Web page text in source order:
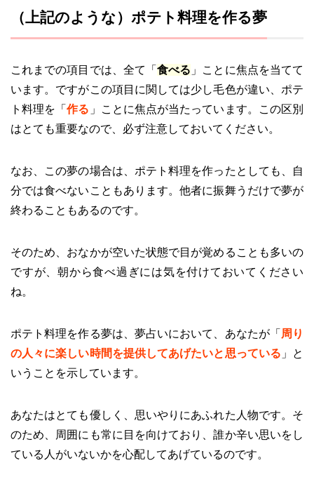
（上記のような）ポテト料理を作る夢
これまでの項目では、全て「食べる 」ことに焦点を当てて
います。ですがこの項目に関しては少し毛色が違い、ポテ
ト料理を「作る 」ことに焦点が当たっています。この区別
はとても重要なので、必ず注意しておいてください。
なお、この夢の場合は、ポテト料理を作ったとしても、自
分では食べないこともあります。他者に振舞うだけで夢が
終わることもあるのです。
そのため、おなかが空いた状態で目が覚めることも多いの
ですが、朝から食べ過ぎには気を付けておいてください
ね。
ポテト料理を作る夢は、夢占いにおいて、あなたが「 周り
の人々に楽しい時間を提供してあげたいと思っている 」と
いうことを示しています。
あなたはとても優しく、思いやりにあふれた人物です。そ
のため、周囲にも常に目を向けており、誰か辛い思いをし
ている人がいないかを心配してあげているのです。